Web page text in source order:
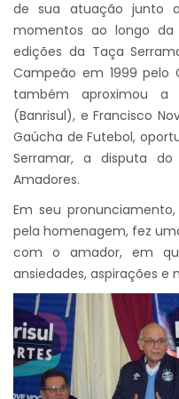
de sua atuação junto
momentos ao longo
edições da Taça
Campeão em 1999 pelo
também aproximou a
(Banrisul), e Francisco
Gaúcha de Futebol,
Serramar, a disputa do
Amadores.
Em seu
pela homenagem, fez
com o amador, em
ansiedades, aspirações e